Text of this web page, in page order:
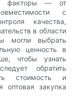
факторы — от
с
качества,
в области
могли выбрать
ценность в
чтобы узнать
обратить
стоимость и
закупка